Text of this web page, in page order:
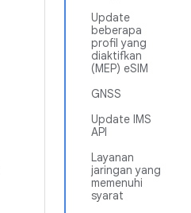
Update
beberapa
profil yang
diaktifkan
(MEP) eSIM
GNSS
Update IMS
API
Layanan
jaringan yang
memenuhi
syarat